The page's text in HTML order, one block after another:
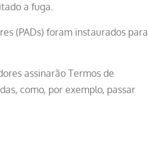
a fuga.
(PADs) foram instaurados para
assinarão Termos de
como, por exemplo, passar